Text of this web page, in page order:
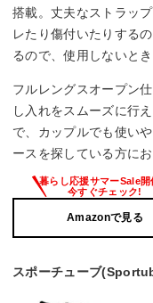
搭載。丈夫なストラッ
レたり傷付いたりする
るので、使用しないと
フルレングスオープン
し入れをスムーズに行
で、カップルでも使い
ースを探している方に
Amazonで見る
スポーチューブ